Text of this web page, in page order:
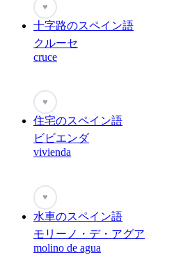
♥
十字路のスペイン語
クルーセ
cruce
♥
住宅のスペイン語
ビビエンダ
vivienda
♥
水車のスペイン語
モリーノ・デ・アグア
molino de agua